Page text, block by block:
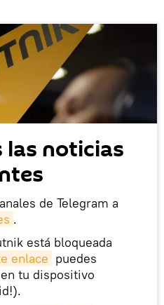
las noticias
de Telegram a
.
está bloqueada
enlace puedes
tu dispositivo